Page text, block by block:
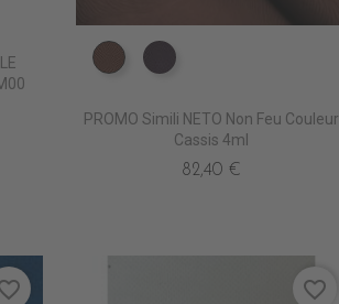
ED5050 BROUED5140 AUBERGINE
PROMO Simili NETO Non Feu Couleur
Cassis 4ml
82,40 €
favorite_border